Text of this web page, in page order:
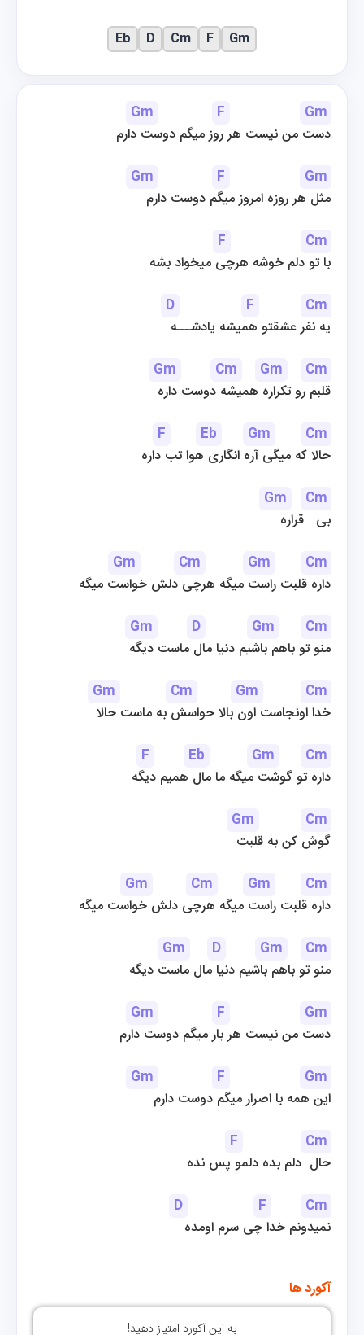
Gm F
Gm
دست من نیست هر روز میگم دوست دارم
Gm
F
Gm
مثل هر روزه امروز میگم دوست دارم
F
Cm
با تو دلم خوشه هرچی میخواد بشه
D
F
Cm
یه نفر عشقتو همیشه یادشـــه
Gm
Cm Gm
Cm
قلبم رو تکراره همیشه دوست داره
F
Eb Gm
Cm
حالا که میگی آره انگاری هوا تب داره
Gm
Cm
بی   قراره
Gm
Cm Gm
Cm
داره قلبت راست میگه هرچی دلش خواست میگه
Gm
D Gm
Cm
منو تو باهم باشیم دنیا مال ماست دیگه
Gm
Cm Gm
Cm
خدا اونجاست اون بالا حواسش به ماست حالا
F
Eb Gm
Cm
داره تو گوشت میگه ما مال همیم دیگه
Gm
Cm
گوش کن به قلبت
Gm
Cm Gm
Cm
داره قلبت راست میگه هرچی دلش خواست میگه
Gm
D Gm
Cm
منو تو باهم باشیم دنیا مال ماست دیگه
Gm
F
Gm
دست من نیست هر بار میگم دوست دارم
Gm
F
Gm
این همه با اصرار میگم دوست دارم
F
Cm
حال  دلم بده دلمو پس نده
D
F
Cm
نمیدونم خدا چی سرم اومده
آکورد ها
به این آکورد امتیاز دهید!
Gm
F
Cm
D
Eb